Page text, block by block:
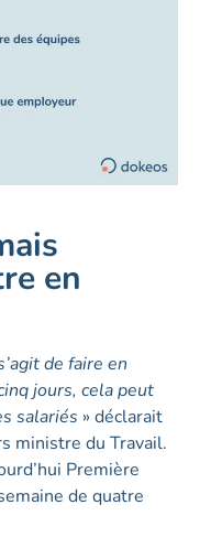
en
de faire en
jours, cela peut
salariés » déclarait
ministre du Travail.
Première
de quatre